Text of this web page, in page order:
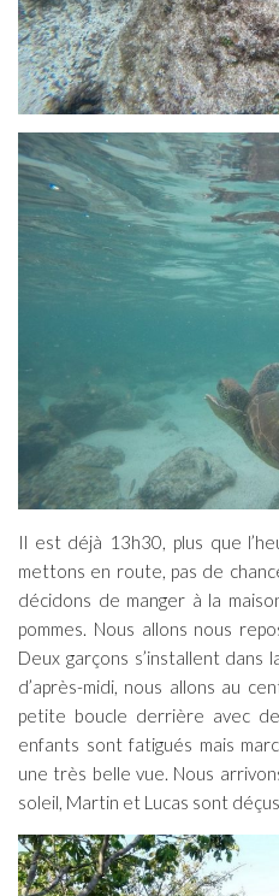
Il est déjà 13h30, plus que
mettons en route, pas de
décidons de manger à la
pommes. Nous allons nous
Deux garçons s’installent dans
d’après-midi, nous allons au
petite boucle derrière avec
enfants sont fatigués mais
une très belle vue. Nous
soleil, Martin et Lucas sont